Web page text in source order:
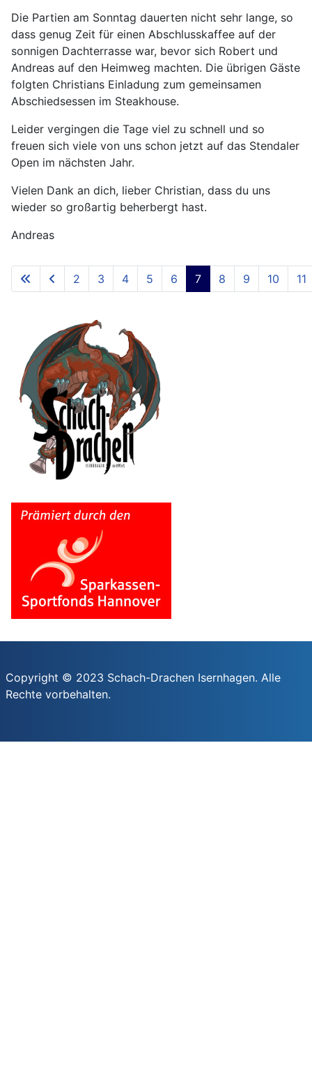
Die Partien am Sonntag dauerten nicht sehr lange, so
dass genug Zeit für einen Abschlusskaffee auf der
sonnigen Dachterrasse war, bevor sich Robert und
Andreas auf den Heimweg machten. Die übrigen Gäste
folgten Christians Einladung zum gemeinsamen
Abschiedsessen im Steakhouse.
Leider vergingen die Tage viel zu schnell und so
freuen sich viele von uns schon jetzt auf das Stendaler
Open im nächsten Jahr.
Vielen Dank an dich, lieber Christian, dass du uns
wieder so großartig beherbergt hast.
Andreas
2 3 4 5 6 7 8 9 10 11
Copyright © 2023 Schach-Drachen Isernhagen. Alle
Rechte vorbehalten.